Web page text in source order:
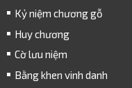
Kỷ niệm chương gỗ
Huy chương
Cờ lưu niệm
Bằng khen vinh danh